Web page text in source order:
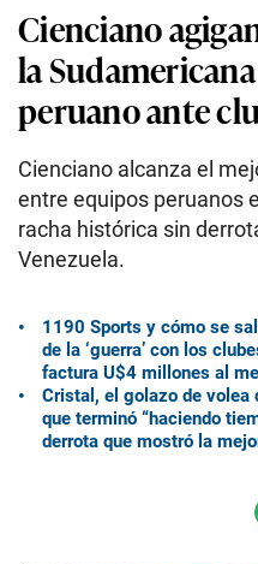
Cienciano
la
peruano ante
Cienciano alcanza el
entre equipos peruanos
racha histórica sin
Venezuela.
1190 Sports y cómo se
de la ‘guerra’ con los
factura U$4 millones al
Cristal, el golazo de volea
que terminó “haciendo
derrota que mostró la